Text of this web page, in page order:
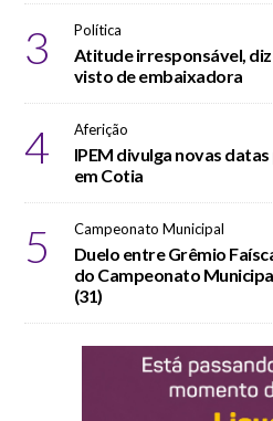
3 Política
Atitude irresponsável,
visto de embaixadora
4 Aferição
IPEM divulga novas
em Cotia
5 Campeonato Municipal
Duelo entre Grêmio
do Campeonato
(31)